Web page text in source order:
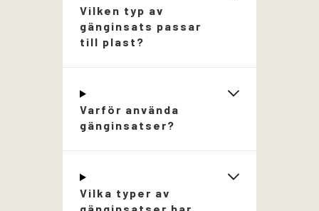
Vilken typ av
gänginsats passar
till plast?
Varför använda
gänginsatser?
Vilka typer av